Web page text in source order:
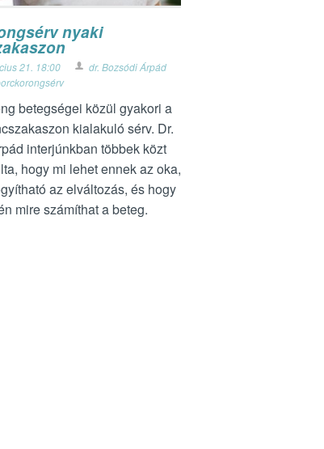
nyaki
21. 18:00
dr. Bozsódi Árpád
betegségei közül gyakori a
kialakuló sérv. Dr.
interjúnkban többek közt
hogy mi lehet ennek az oka,
az elváltozás, és hogy
mire számíthat a beteg.